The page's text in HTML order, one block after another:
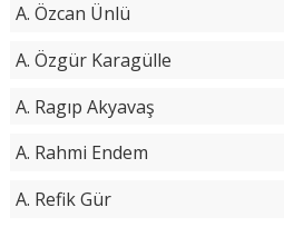
A. Özcan Ünlü
A. Özgür Karagülle
A. Ragıp Akyavaş
A. Rahmi Endem
A. Refik Gür